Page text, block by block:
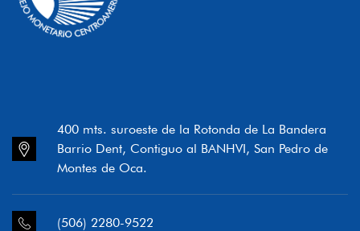
400 mts. suroeste de la Rotonda de La Bandera
Barrio Dent, Contiguo al BANHVI, San Pedro de
Montes de Oca.
(506) 2280-9522